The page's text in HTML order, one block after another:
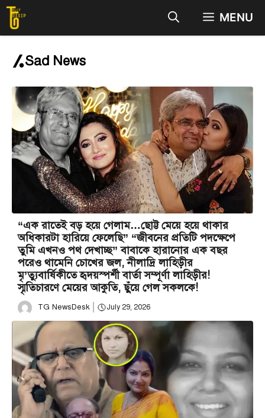
Skip
content
MENU
Sad News
“এক রাতেই বড় হয়ে গেলাম…ছোট্ট মেয়ে হয়ে থাকার
অধিকারটা হারিয়ে ফেলেছি” “জীবনের প্রতিটি পদক্ষেপে
তুমি এখনও পথ দেখাচ্ছ” বাবাকে হারানোর এক বছর
পরেও থামেনি চোখের জল, নীলাদ্রি লাহিড়ীর
মৃ’ত্যুবার্ষিকীতে হৃদয়স্পর্শী বার্তা সম্পূর্ণা লাহিড়ীর!
স্মৃতিচারণে মেয়ের আকুতি, ছুঁয়ে গেল সকলকে!
TG NewsDesk July 29, 2026